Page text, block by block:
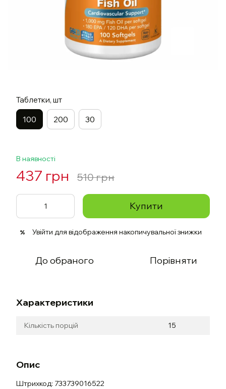
Таблетки, шт
100 200 30
В наявності
437 грн 510 грн
Купити
% Увійти для відображення накопичувальної знижки
До обраного Порівняти
Характеристики
Кількість порцій 15
Опис
Штрихкод: 733739016522